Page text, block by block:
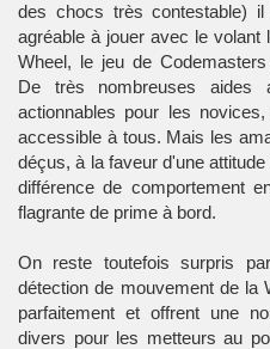
des chocs très contestable)
agréable à jouer avec le volant
Wheel, le jeu de
De très nombreuses aides
actionnables pour les
accessible à tous. Mais les
déçus, à la faveur d'une
différence de comportement
flagrante de prime à bord.
On reste toutefois surpris
détection de mouvement de la
parfaitement et offrent une
divers pour les metteurs au